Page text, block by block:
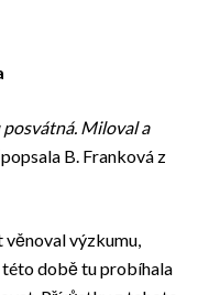
posvátná. Miloval a
popsala B. Franková z
věnoval výzkumu,
této době tu probíhala